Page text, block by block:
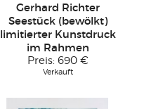
Gerhard Richter
Seestück (bewölkt)
limitierter Kunstdruck
im Rahmen
Preis: 690 €
Verkauft